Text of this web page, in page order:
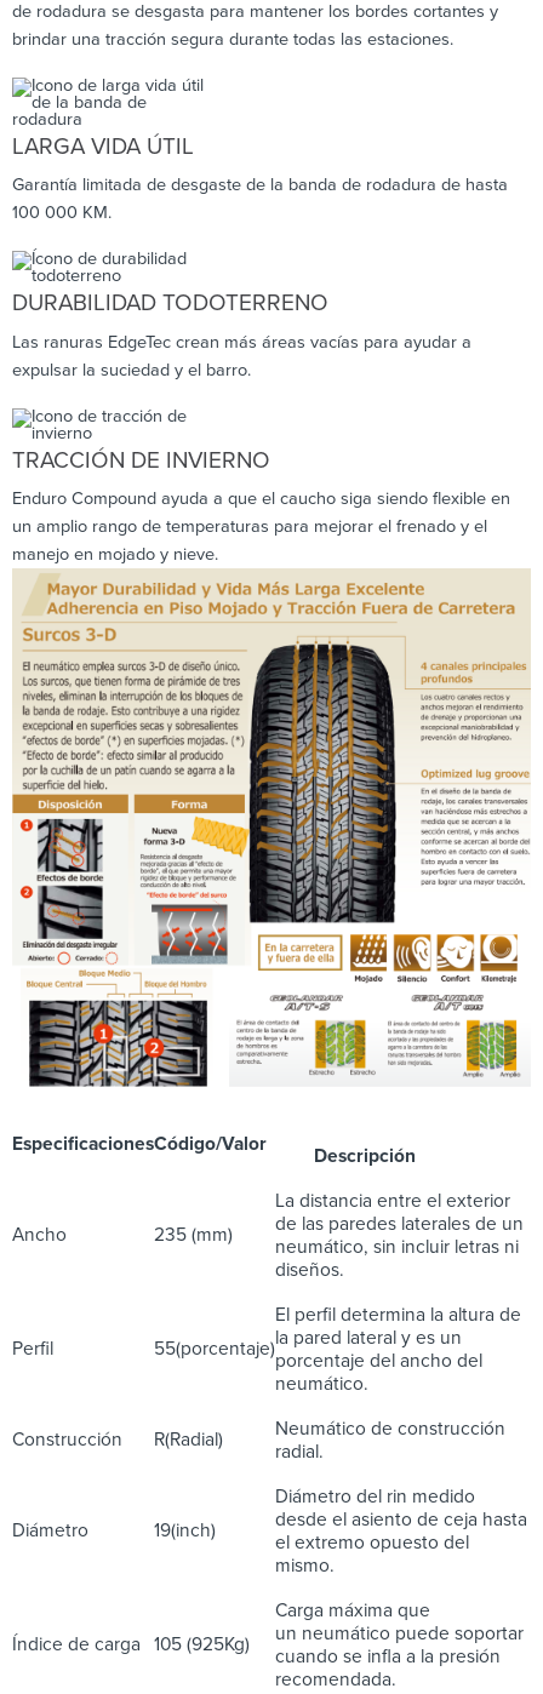
de rodadura se desgasta para mantener los bordes cortantes y
brindar una tracción segura durante todas las estaciones.
LARGA VIDA ÚTIL
Garantía limitada de desgaste de la banda de rodadura de hasta
100 000 KM.
DURABILIDAD TODOTERRENO
Las ranuras EdgeTec crean más áreas vacías para ayudar a
expulsar la suciedad y el barro.
TRACCIÓN DE INVIERNO
Enduro Compound ayuda a que el caucho siga siendo flexible en
un amplio rango de temperaturas para mejorar el frenado y el
manejo en mojado y nieve.
EspecificacionesCódigo/Valor
Descripción
Ancho 235 (mm)
La distancia entre el exterior
de las paredes laterales de un
neumático, sin incluir letras ni
diseños.
Perfil 55(porcentaje)
El perfil determina la altura de
la pared lateral y es un
porcentaje del ancho del
neumático.
Construcción R(Radial)
Neumático de construcción
radial.
Diámetro 19(inch)
Diámetro del rin medido
desde el asiento de ceja hasta
el extremo opuesto del
mismo.
Índice de carga 105 (925Kg)
Carga máxima que
un neumático puede soportar
cuando se infla a la presión
recomendada.